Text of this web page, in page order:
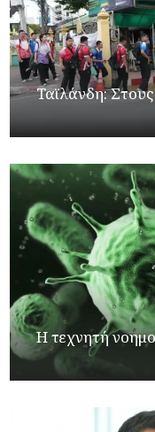
Ταϊλάνδη:
Η τεχνητή